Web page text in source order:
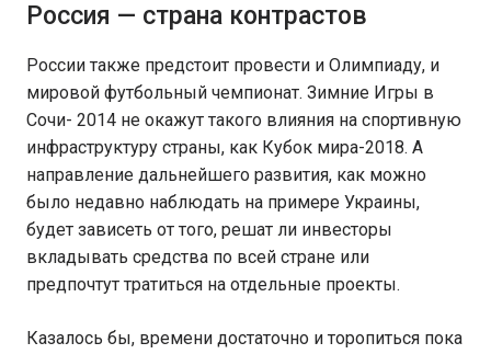
Россия — страна контрастов
России также предстоит провести и Олимпиаду, и
мировой футбольный чемпионат. Зимние Игры в
Сочи- 2014 не окажут такого влияния на спортивную
инфраструктуру страны, как Кубок мира-2018. А
направление дальнейшего развития, как можно
было недавно наблюдать на примере Украины,
будет зависеть от того, решат ли инвесторы
вкладывать средства по всей стране или
предпочтут тратиться на отдельные проекты.
Казалось бы, времени достаточно и торопиться пока